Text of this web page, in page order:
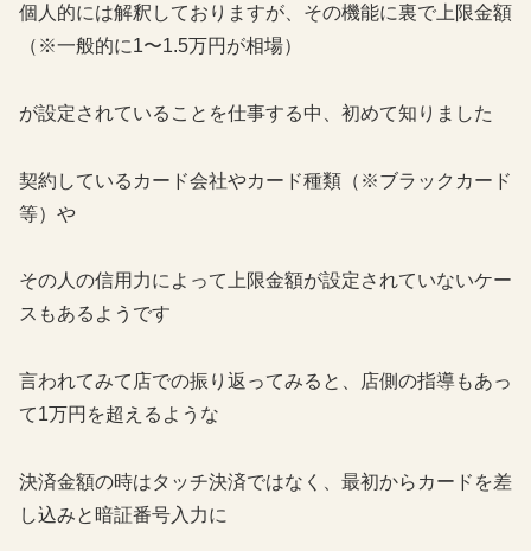
個人的には解釈しておりますが、その機能に裏で上限金額
（※一般的に1〜1.5万円が相場）
が設定されていることを仕事する中、初めて知りました
契約しているカード会社やカード種類（※ブラックカード
等）や
その人の信用力によって上限金額が設定されていないケー
スもあるようです
言われてみて店での振り返ってみると、店側の指導もあっ
て1万円を超えるような
決済金額の時はタッチ決済ではなく、最初からカードを差
し込みと暗証番号入力に